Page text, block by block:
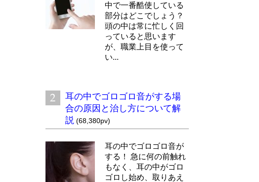
中で一番酷使している
部分はどこでしょう？
頭の中は常に忙しく回
っていると思います
が、職業上目を使って
い...
耳の中でゴロゴロ音がする場
合の原因と治し方について解
説 (68,380pv)
耳の中でゴロゴロ音が
する！ 急に何の前触れ
もなく、耳の中がゴロ
ゴロし始め、取りあえ